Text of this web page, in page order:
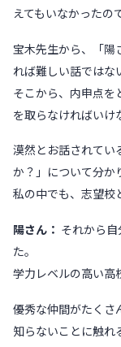
えてもいなかったの
宝木先生から、「陽
れば難しい話ではな
そこから、内申点を
を取らなければい
漠然とお話されてい
か？」について分か
私の中でも、志望校
陽さん： それから
た。
学力レベルの高い高
優秀な仲間がたくさ
知らないことに触れ